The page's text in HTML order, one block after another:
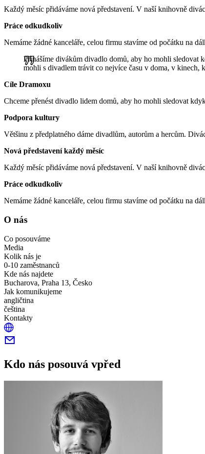
Každý měsíc přidáváme nová představení. V naší knihovně
Práce odkudkoliv
Nemáme žádné kanceláře, celou firmu stavíme od počátku na
Přinášíme divákům divadlo domů, aby ho mohli sledovat
mohli s divadlem trávit co nejvíce času v doma, v kinech,
Cíle Dramoxu
Chceme přenést divadlo lidem domů, aby ho mohli sledovat
Podpora kultury
Většinu z předplatného dáme divadlům, autorům a hercům.
Nová představení každý měsíc
Každý měsíc přidáváme nová představení. V naší knihovně
Práce odkudkoliv
Nemáme žádné kanceláře, celou firmu stavíme od počátku na
O nás
Co posouváme
Media
Kolik nás je
0-10 zaměstnanců
Kde nás najdete
Bucharova, Praha 13, Česko
Jak komunikujeme
angličtina
čeština
Kontakty
Kdo nás posouvá vpřed